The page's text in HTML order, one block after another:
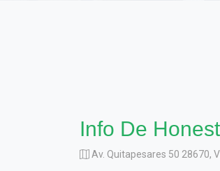
Info De
Av. Quitapesares 50 28670,